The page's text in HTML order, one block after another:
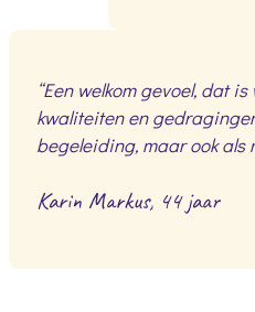
“Een welkom gevoel, dat
kwaliteiten en
begeleiding, maar ook als
Karin Markus, 44 jaar